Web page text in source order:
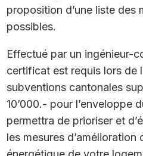
proposition d’une liste des
possibles.
Effectué par un ingénieur-
certificat est requis lors de
subventions cantonales
10’000.- pour l’enveloppe
permettra de prioriser et
les mesures d’amélioration